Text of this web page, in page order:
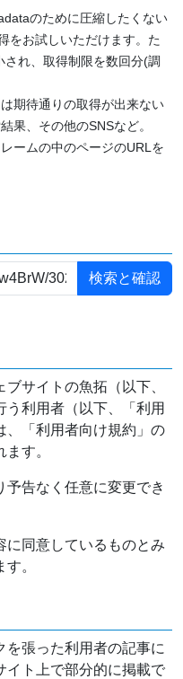
のために圧縮したくない
をお試しいただけます。た
れ、取得制限を数回分(調
期待通りの取得が出来ない
果、その他のSNSなど。
ームの中のページのURLを
ブサイトの魚拓（以下、
う利用者（以下、「利用
、「利用者向け規約」の
す。
告なく任意に変更でき
に同意しているものとみ
。
を張った利用者の記事に
イト上で部分的に掲載で